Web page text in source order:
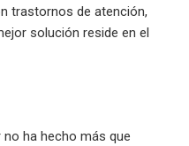
trastornos de atención,
solución reside en el
ha hecho más que